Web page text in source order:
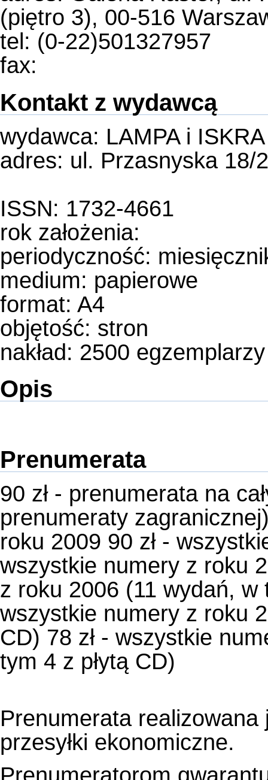
(piętro 3), 00-516
tel: (0-22)501327957
fax:
Kontakt z wydawcą
wydawca: LAMPA i
adres: ul. Przasnyska 18/
ISSN: 1732-4661
rok założenia:
periodyczność:
medium: papierowe
format: A4
objętość: stron
nakład: 2500 egzemplarzy
Opis
Prenumerata
90 zł - prenumerata na
prenumeraty
roku 2009 90 zł -
wszystkie numery z roku
z roku 2006 (11 wydań, w
wszystkie numery z roku
CD) 78 zł - wszystkie
tym 4 z płytą CD)
Prenumerata
przesyłki ekonomiczne.